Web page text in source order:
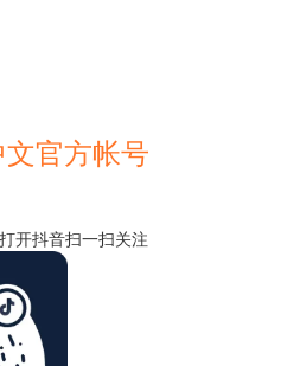
文官方帐号
开抖音扫一扫关注